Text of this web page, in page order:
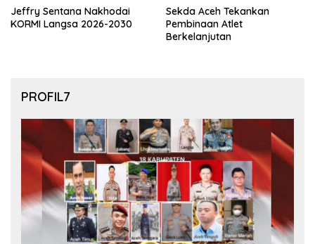
Jeffry Sentana Nakhodai
KORMI Langsa 2026-2030
Sekda Aceh Tekankan
Pembinaan Atlet
Berkelanjutan
PROFIL7